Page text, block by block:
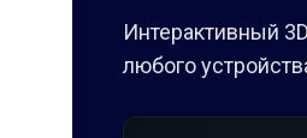
Интерактивный
любого